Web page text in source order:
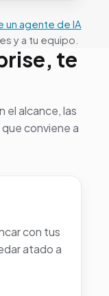
un agente de IA
y a tu equipo.
te
el alcance, las
conviene a
con tus
atado a